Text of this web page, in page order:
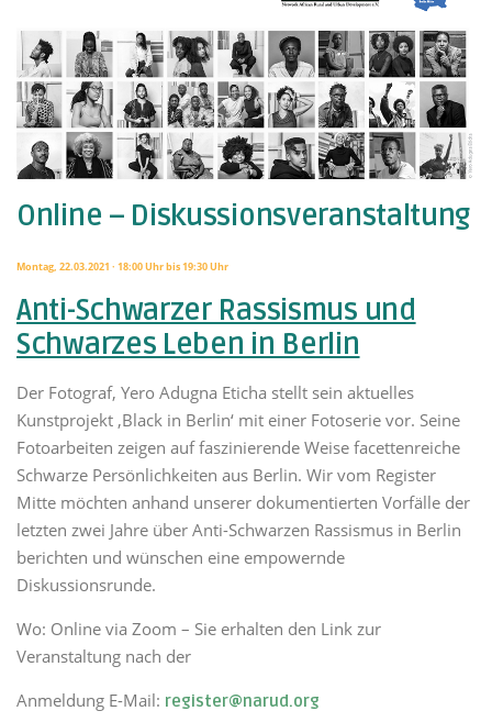
Online – Diskussionsveranstaltung
Montag, 22.03.2021 · 18:00 Uhr bis 19:30 Uhr
Anti-Schwarzer Rassismus und
Schwarzes Leben in Berlin
Der Fotograf, Yero Adugna Eticha stellt sein aktuelles
Kunstprojekt ‚Black in Berlin‘ mit einer Fotoserie vor. Seine
Fotoarbeiten zeigen auf faszinierende Weise facettenreiche
Schwarze Persönlichkeiten aus Berlin. Wir vom Register
Mitte möchten anhand unserer dokumentierten Vorfälle der
letzten zwei Jahre über Anti-Schwarzen Rassismus in Berlin
berichten und wünschen eine empowernde
Diskussionsrunde.
Wo: Online via Zoom – Sie erhalten den Link zur
Veranstaltung nach der
Anmeldung E-Mail: register@narud.org